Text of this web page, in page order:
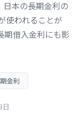
日本の長期金利の
使われることが
期借入金利にも影
金利
日